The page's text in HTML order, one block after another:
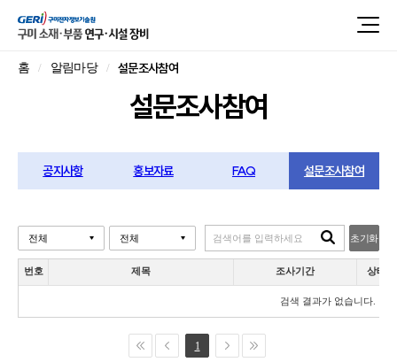
홈 알림마당 설문조사참여
설문조사참여
공지사항 홍보자료 FAQ 설문조사참여
초기화
번호 제목 조사기간 상태
검색 결과가 없습니다.
1